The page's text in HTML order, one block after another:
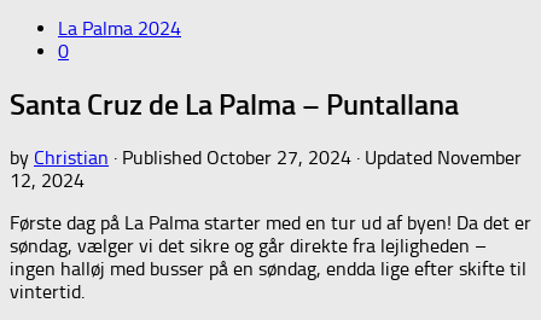
La Palma 2024
0
Santa Cruz de La Palma – Puntallana
by Christian · Published October 27, 2024 · Updated November
12, 2024
Første dag på La Palma starter med en tur ud af byen! Da det er
søndag, vælger vi det sikre og går direkte fra lejligheden –
ingen halløj med busser på en søndag, endda lige efter skifte til
vintertid.